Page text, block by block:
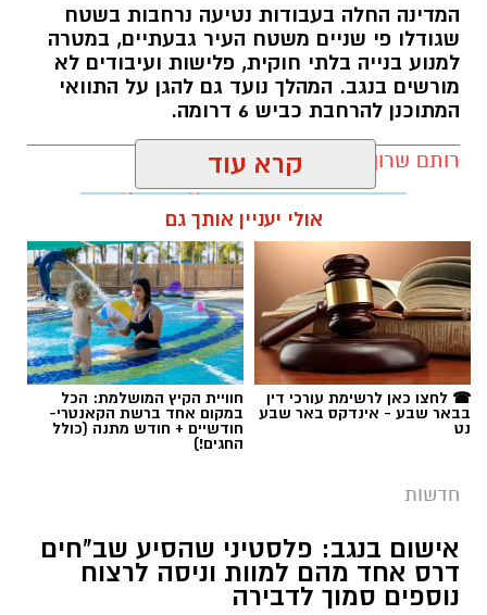
המדינה החלה בעבודות נטיעה נרחבות בשטח
שגודלו פי שניים משטח העיר גבעתיים, במטרה
למנוע בנייה בלתי חוקית, פלישות ועיבודים לא
מורשים בנגב. המהלך נועד גם להגן על התוואי
המתוכנן להרחבת כביש 6 דרומה.
רותם שרון / 11:32 08.08.26
תגים:רמ''י
קרא עוד
אולי יעניין אותך גם
☎ לחצו כאן לרשימת עורכי דין
בבאר שבע - אינדקס באר שבע
נט
חוויית הקיץ המושלמת: הכל
במקום אחד ברשת הקאנטרי-
חודשיים + חודש מתנה (כולל
החגים!)
חדשות
אישום בנגב: פלסטיני שהסיע שב"חים
דרס אחד מהם למוות וניסה לרצוח
נוספים סמוך לדבירה